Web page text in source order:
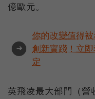
億歐元。
➜
你的改變值得
創新實踐！立
定
英飛凌最大部門（營